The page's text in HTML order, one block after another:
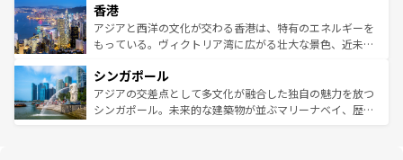
とつ。フォーやバインミー、ベトナムコーヒーなどは、ぜ
ひ現地で味わいたい。どの地域を訪れてもあたたかい人々
が旅行者を迎えてくれるので、きっと忘れられない旅にな
参照してほしい。
の活気が交差している。北部ではチェンマイなどの山岳地
帯で自然と触れ合い、南部ではプーケットやクラビの美し
いビーチでリゾート気分を楽しむことができる。タイ料理
激する。気候は一年中温暖で、どの季節にも異なる楽しみ
が待っている。親しみやすいタイの人々、仏教を中心とし
た文化、そして多様な観光資源が、訪れる旅人を魅了し続
香港
アジアと西洋の文化が交わる香港は、特有のエネルギーを
もっている。ヴィクトリア湾に広がる壮大な景色、近未来
み、どこを訪れても感動するはず。観光スポットが密集し
ており、効率よく見どころを回れるのも魅力。息をのむよ
うな絶景から文化的な体験まで、香港を存分に楽しみ尽く
シンガポール
アジアの交差点として多文化が融合した独自の魅力を放つ
シンガポール。未来的な建築物が並ぶマリーナベイ、歴史